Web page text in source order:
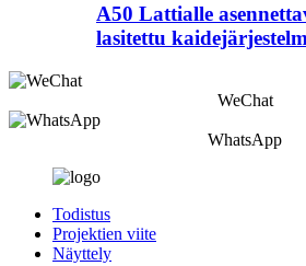
A50 Lattialle
lasitettu
WeChat
WhatsApp
Todistus
Projektien viite
Näyttely